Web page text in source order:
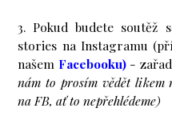
3. Pokud budete soutěž
stories na Instagramu
našem Facebooku)-
nám to prosím vědět likem
na FB, ať to nepřehlédeme)